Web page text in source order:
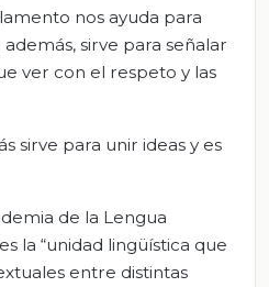
nos ayuda para
sirve para señalar
ver con el respeto y las
sirve para unir ideas y es
de la Lengua
la “unidad lingüística que
entre distintas